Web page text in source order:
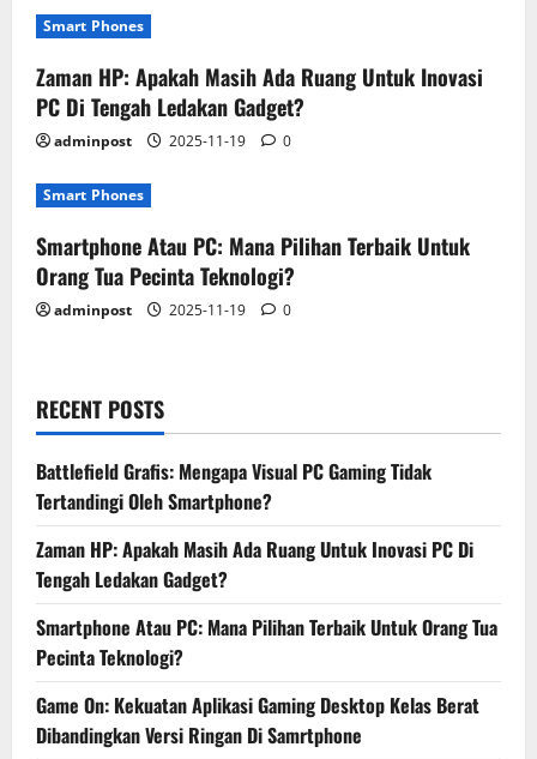
Smart Phones
Zaman HP: Apakah Masih Ada Ruang Untuk Inovasi
PC Di Tengah Ledakan Gadget?
adminpost 2025-11-19 0
Smart Phones
Smartphone Atau PC: Mana Pilihan Terbaik Untuk
Orang Tua Pecinta Teknologi?
adminpost 2025-11-19 0
RECENT POSTS
Battlefield Grafis: Mengapa Visual PC Gaming Tidak
Tertandingi Oleh Smartphone?
Zaman HP: Apakah Masih Ada Ruang Untuk Inovasi PC Di
Tengah Ledakan Gadget?
Smartphone Atau PC: Mana Pilihan Terbaik Untuk Orang Tua
Pecinta Teknologi?
Game On: Kekuatan Aplikasi Gaming Desktop Kelas Berat
Dibandingkan Versi Ringan Di Samrtphone